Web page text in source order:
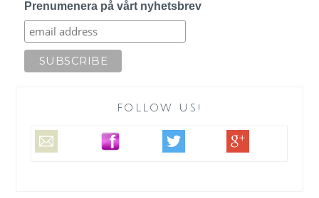
Prenumenera på vårt nyhetsbrev
FOLLOW US!